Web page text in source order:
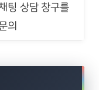
팅 상담 창구를
의